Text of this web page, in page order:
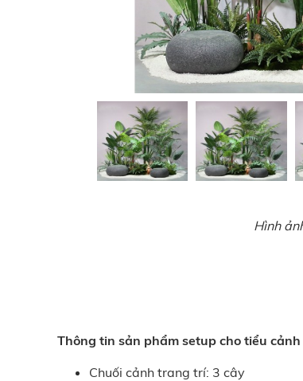
Hình
Thông tin sản phẩm setup cho tiểu
Chuối cảnh trang trí: 3 cây